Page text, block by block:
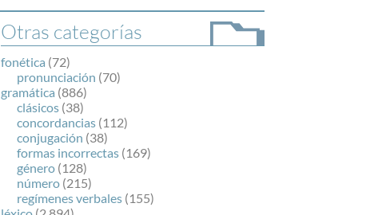
la Agencia Efe y la Real Academia Española,
cuyo objetivo es colaborar con el buen uso del
español en los medios de comunicación y en
Internet.
Otras categorías
fonética (72)
pronunciación (70)
gramática (886)
clásicos (38)
concordancias (112)
conjugación (38)
formas incorrectas (169)
género (128)
número (215)
regímenes verbales (155)